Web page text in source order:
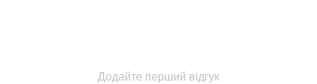
Додайте перший відгук